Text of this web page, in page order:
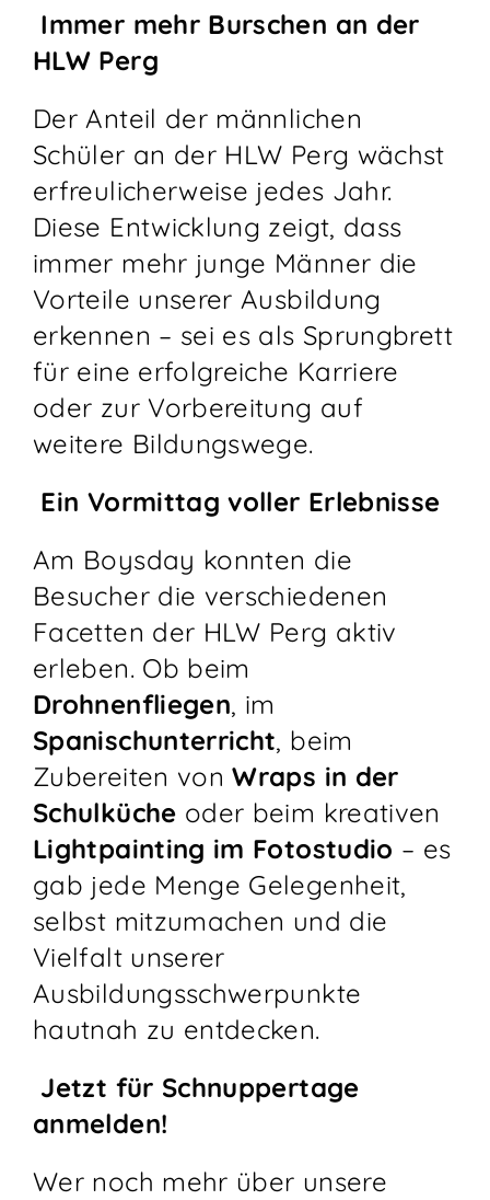
Immer mehr Burschen an der
HLW Perg
Der Anteil der männlichen
Schüler an der HLW Perg wächst
erfreulicherweise jedes Jahr.
Diese Entwicklung zeigt, dass
immer mehr junge Männer die
Vorteile unserer Ausbildung
erkennen – sei es als Sprungbrett
für eine erfolgreiche Karriere
oder zur Vorbereitung auf
weitere Bildungswege.
Ein Vormittag voller Erlebnisse
Am Boysday konnten die
Besucher die verschiedenen
Facetten der HLW Perg aktiv
erleben. Ob beim
Drohnenfliegen, im
Spanischunterricht, beim
Zubereiten vonWraps in der
Schulküche oder beim kreativen
Lightpainting im Fotostudio – es
gab jede Menge Gelegenheit,
selbst mitzumachen und die
Vielfalt unserer
Ausbildungsschwerpunkte
hautnah zu entdecken.
Jetzt für Schnuppertage
anmelden!
Wer noch mehr über unsere